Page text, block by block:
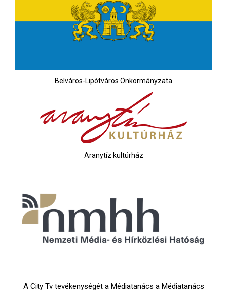
Belváros-Lipótváros Önkormányzata
Aranytíz kultúrház
A City Tv tevékenységét a Médiatanács a Médiatanács